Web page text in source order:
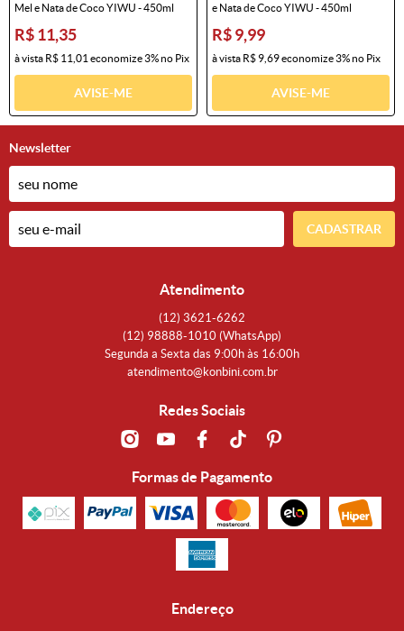
Mel e Nata de Coco YIWU - 450ml
R$ 11,35
à vista R$ 11,01 economize3%no Pix
AVISE-ME
e Nata de Coco YIWU - 450ml
R$ 9,99
à vista R$ 9,69economize3%no Pix
AVISE-ME
Newsletter
CADASTRAR
Atendimento
(12) 3621-6262
(12) 98888-1010 (WhatsApp)
Segunda a Sexta das 9:00h às 16:00h
atendimento@konbini.com.br
Redes Sociais
Formas de Pagamento
Endereço